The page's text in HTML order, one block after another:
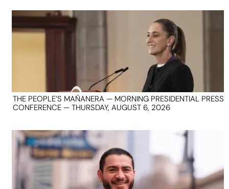
THE PEOPLE’S MAÑANERA — MORNING PRESIDENTIAL PRESS
CONFERENCE — THURSDAY, AUGUST 6, 2026